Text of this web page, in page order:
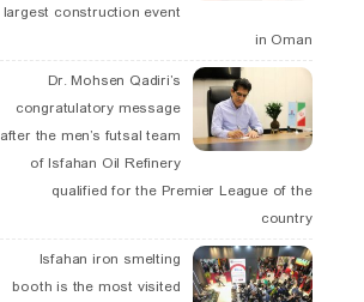
largest construction event
in Oman
Dr. Mohsen Qadiri’s
congratulatory message
after the men’s futsal team
of Isfahan Oil Refinery
qualified for the Premier League of the
country
Isfahan iron smelting
booth is the most visited